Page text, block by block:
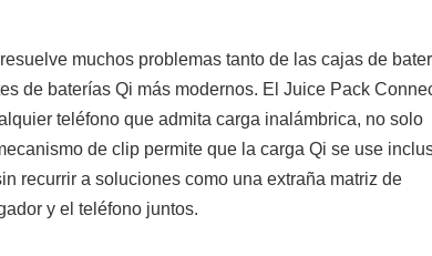
muchos problemas tanto de las cajas de
de baterías Qi más modernos. El Juice Pack
teléfono que admita carga inalámbrica, no solo
de clip permite que la carga Qi se use
recurrir a soluciones como una extraña matriz de
y el teléfono juntos.